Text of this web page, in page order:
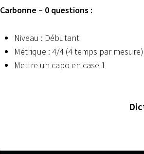
Carbonne – 0 questions :
Niveau : Débutant
Métrique : 4/4 (4 temps par mesure)
Mettre un capo en case 1